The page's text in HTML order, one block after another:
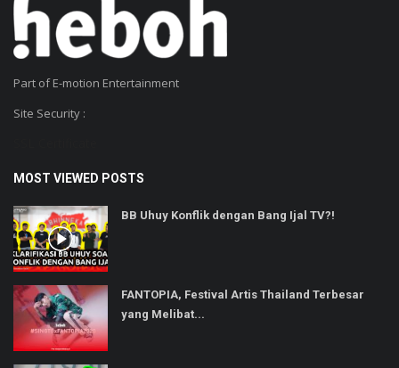
Part of E-motion Entertainment
Site Security :
MOST VIEWED POSTS
BB Uhuy Konflik dengan Bang Ijal TV?!
FANTOPIA, Festival Artis Thailand Terbesar
yang Melibat...